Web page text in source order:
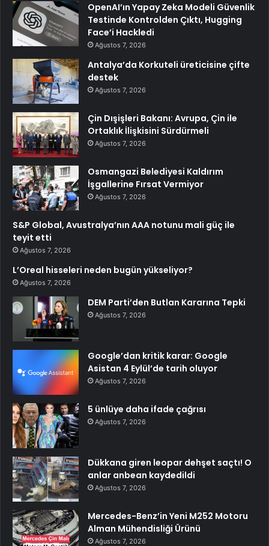
OpenAI’ın Yapay Zeka Modeli Güvenlik
Testinde Kontrolden Çıktı, Hugging
Face’i Hackledi
Ağustos 7, 2026
Antalya’da Korkuteli üreticisine çifte
destek
Ağustos 7, 2026
Çin Dışişleri Bakanı: Avrupa, Çin ile
Ortaklık İlişkisini Sürdürmeli
Ağustos 7, 2026
Osmangazi Belediyesi Kaldırım
İşgallerine Fırsat Vermiyor
Ağustos 7, 2026
S&P Global, Avustralya’nın AAA notunu mali güç ile
teyit etti
Ağustos 7, 2026
L’Oreal hisseleri neden bugün yükseliyor?
Ağustos 7, 2026
DEM Parti’den Butlan Kararına Tepki
Ağustos 7, 2026
Google’dan kritik karar: Google
Asistan 4 Eylül’de tarih oluyor
Ağustos 7, 2026
5 ünlüye daha ifade çağrısı
Ağustos 7, 2026
Dükkana giren leopar dehşet saçtı! O
anlar anbean kaydedildi
Ağustos 7, 2026
Mercedes-Benz’in Yeni M252 Motoru
Alman Mühendisliği Ürünü
Ağustos 7, 2026